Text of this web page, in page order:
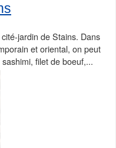
jardin de Stains. Dans
et oriental, on peut
filet de boeuf,...